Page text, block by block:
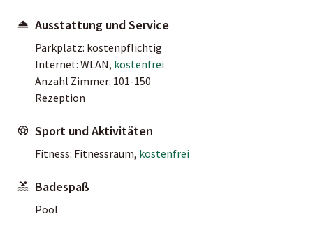
Ausstattung und Service
Parkplatz: kostenpflichtig
Internet: WLAN, kostenfrei
Anzahl Zimmer: 101-150
Rezeption
Sport und Aktivitäten
Fitness: Fitnessraum, kostenfrei
Badespaß
Pool